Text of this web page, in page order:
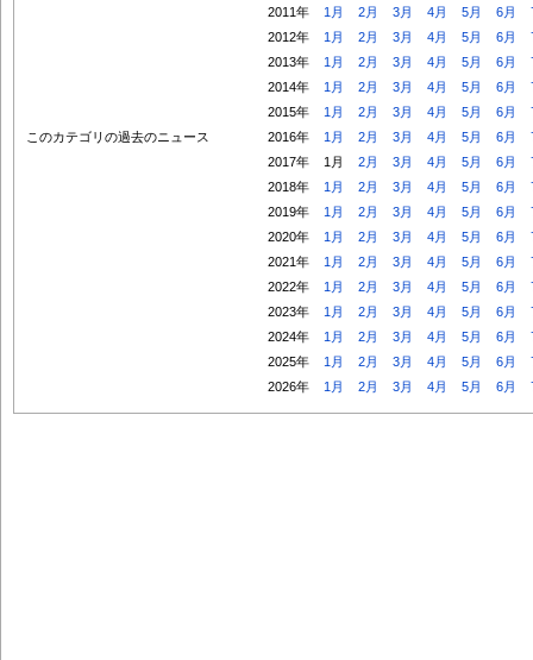
このカテゴリの過去のニュース
2011年 1月 2月 3月 4月 5月 6月
2012年
1月 2月 3月 4月 5月 6月
2013年
1月 2月 3月 4月 5月 6月
2014年
1月 2月 3月 4月 5月 6月
2015年
1月 2月 3月 4月 5月 6月
2016年
1月 2月 3月 4月 5月 6月
2017年
1月 2月 3月 4月 5月 6月
2018年
1月 2月 3月 4月 5月 6月
2019年
1月 2月 3月 4月 5月 6月
2020年
1月 2月 3月 4月 5月 6月
2021年
1月 2月 3月 4月 5月 6月
2022年
1月 2月 3月 4月 5月 6月
2023年
1月 2月 3月 4月 5月 6月
2024年
1月 2月 3月 4月 5月 6月
2025年
1月 2月 3月 4月 5月 6月
2026年
1月 2月 3月 4月 5月 6月